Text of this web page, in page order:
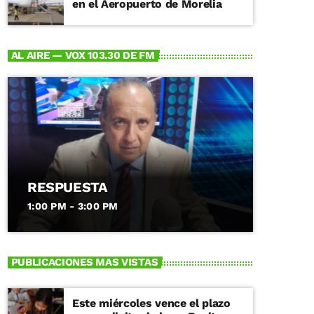
en el Aeropuerto de Morelia
AL AIRE — VOX 103.30 DE FM
RESPUESTA
1:00 PM - 3:00 PM
PUBLICACIONES MAS VISTAS
Este miércoles vence el plazo